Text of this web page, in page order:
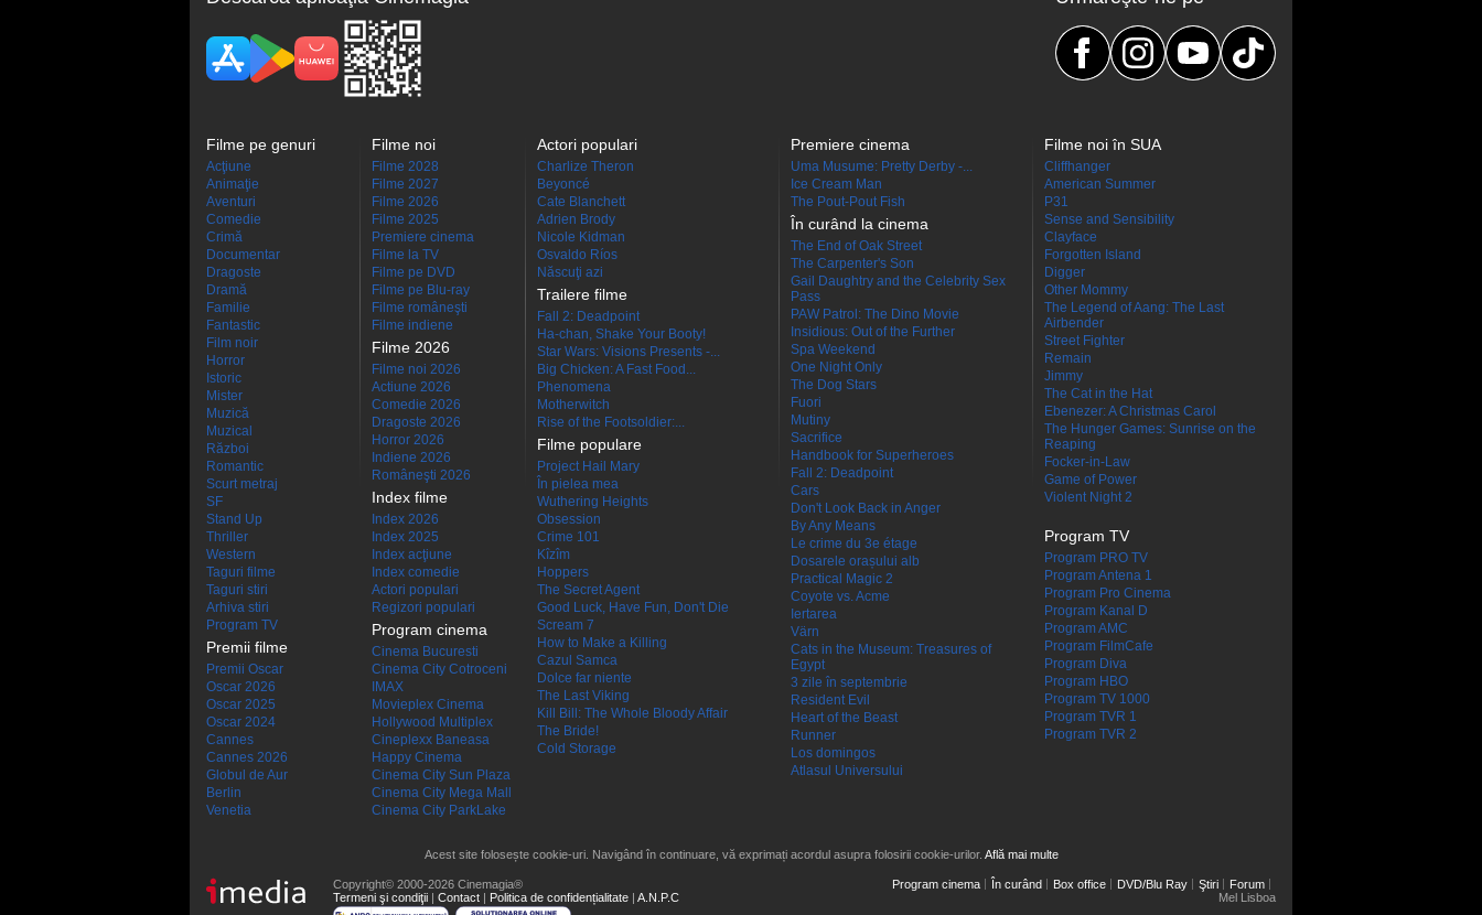
Filme pe genuri
Acţiune
Animaţie
Aventuri
Comedie
Crimă
Documentar
Dragoste
Dramă
Familie
Fantastic
Film noir
Horror
Istoric
Mister
Muzică
Muzical
Război
Romantic
Scurt metraj
SF
Stand Up
Thriller
Western
Taguri filme
Taguri stiri
Arhiva stiri
Program TV
Premii filme
Premii Oscar
Oscar 2026
Oscar 2025
Oscar 2024
Cannes
Cannes 2026
Globul de Aur
Berlin
Venetia
Filme noi
Filme 2028
Filme 2027
Filme 2026
Filme 2025
Premiere cinema
Filme la TV
Filme pe DVD
Filme pe Blu-ray
Filme româneşti
Filme indiene
Filme 2026
Filme noi 2026
Actiune 2026
Comedie 2026
Dragoste 2026
Horror 2026
Indiene 2026
Româneşti 2026
Index filme
Index 2026
Index 2025
Index acţiune
Index comedie
Actori populari
Regizori populari
Program cinema
Cinema Bucuresti
Cinema City Cotroceni
IMAX
Movieplex Cinema
Hollywood Multiplex
Cineplexx Baneasa
Happy Cinema
Cinema City Sun Plaza
Cinema City Mega Mall
Cinema City ParkLake
Actori populari
Charlize Theron
Beyoncé
Cate Blanchett
Adrien Brody
Nicole Kidman
Osvaldo Ríos
Născuţi azi
Trailere filme
Fall 2: Deadpoint
Ha-chan, Shake Your Booty!
Star Wars: Visions Presents -...
Big Chicken: A Fast Food...
Phenomena
Motherwitch
Rise of the Footsoldier:...
Filme populare
Project Hail Mary
În pielea mea
Wuthering Heights
Obsession
Crime 101
Kîzîm
Hoppers
The Secret Agent
Good Luck, Have Fun, Don't Die
Scream 7
How to Make a Killing
Cazul Samca
Dolce far niente
The Last Viking
Kill Bill: The Whole Bloody Affair
The Bride!
Cold Storage
Premiere cinema
Uma Musume: Pretty Derby -...
Ice Cream Man
The Pout-Pout Fish
În curând la cinema
The End of Oak Street
The Carpenter's Son
Gail Daughtry and the Celebrity Sex
Pass
PAW Patrol: The Dino Movie
Insidious: Out of the Further
Spa Weekend
One Night Only
The Dog Stars
Fuori
Mutiny
Sacrifice
Handbook for Superheroes
Fall 2: Deadpoint
Cars
Don't Look Back in Anger
By Any Means
Le crime du 3e étage
Dosarele orașului alb
Practical Magic 2
Coyote vs. Acme
Iertarea
Värn
Cats in the Museum: Treasures of
Egypt
3 zile în septembrie
Resident Evil
Heart of the Beast
Runner
Los domingos
Atlasul Universului
Filme noi în SUA
Cliffhanger
American Summer
P31
Sense and Sensibility
Clayface
Forgotten Island
Digger
Other Mommy
The Legend of Aang: The Last
Airbender
Street Fighter
Remain
Jimmy
The Cat in the Hat
Ebenezer: A Christmas Carol
The Hunger Games: Sunrise on the
Reaping
Focker-in-Law
Game of Power
Violent Night 2
Program TV
Program PRO TV
Program Antena 1
Program Pro Cinema
Program Kanal D
Program AMC
Program FilmCafe
Program Diva
Program HBO
Program TV 1000
Program TVR 1
Program TVR 2
Acest site folosește cookie-uri. Navigând în continuare, vă exprimați acordul asupra folosirii cookie-urilor. Află mai multe
Copyright© 2000-2026 Cinemagia®
Termeni şi condiţii | Contact | Politica de confidențialitate | A.N.P.C
Program cinema În curând Box office DVD/Blu Ray Ştiri
Forum
Mel Lisboa